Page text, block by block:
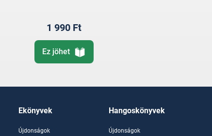
1 990 Ft
Ez jöhet
Ekönyvek
Újdonságok
Hangoskönyvek
Újdonságok